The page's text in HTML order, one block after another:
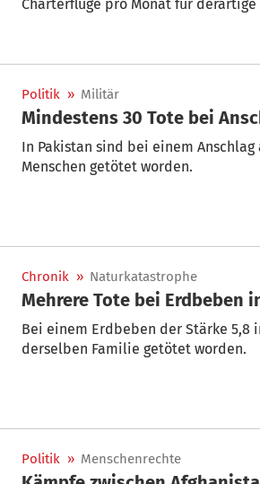
Charterflüge pro Monat für
Politik » Militär
Mindestens 30 Tote bei
In Pakistan sind bei einem
Menschen getötet worden.
Chronik » Naturkatastrophe
Mehrere Tote bei Erdbeben
Bei einem Erdbeben der Stärke
derselben Familie getötet worden.
Politik » Menschenrechte